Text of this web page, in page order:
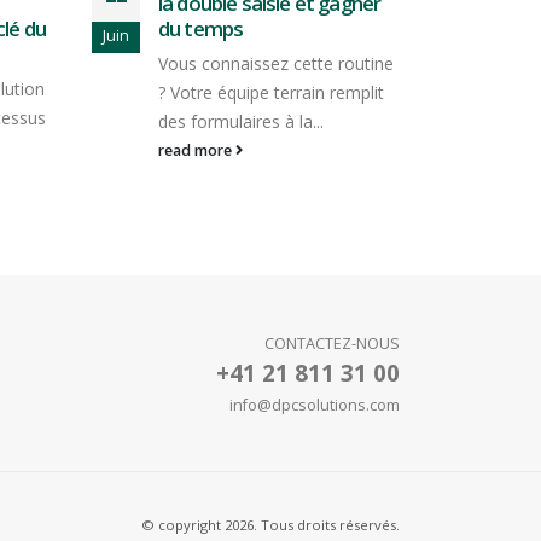
Juil
Les logiciels cloud sont
partout, mais qu'est-ce que
c'est vraiment ? Pas juste...
read more
CONTACTEZ-NOUS
+41 21 811 31 00
info@dpcsolutions.com
© copyright 2026. Tous droits réservés.